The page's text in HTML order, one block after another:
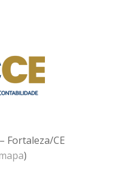
Fortaleza/CE
)